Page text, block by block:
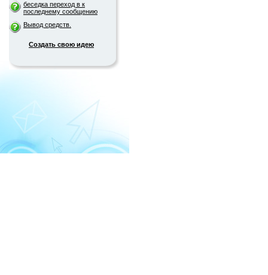
беседка переход в к
последнему сообщению
Вывод средств.
Создать свою идею